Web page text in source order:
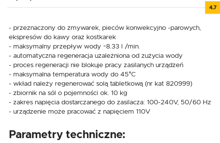
- przeznaczony do zmywarek, pieców konwekcyjno -parowych,
ekspresów do kawy oraz kostkarek
- maksymalny przepływ wody ~8.33 l /min.
- automatyczna regeneracja uzależniona od zużycia wody
- proces regeneracji nie blokuje pracy zasilanych urządzeń
- maksymalna temperatura wody do 45°C
- wkład należy regenerować solą tabletkową (nr kat 820999)
- zbiornik na sól o pojemności ok. 10 kg
- zakres napięcia dostarczanego do zasilacza: 100-240V, 50/60 Hz
- urządzenie może pracować z napięciem 110V
Parametry techniczne:
4.7